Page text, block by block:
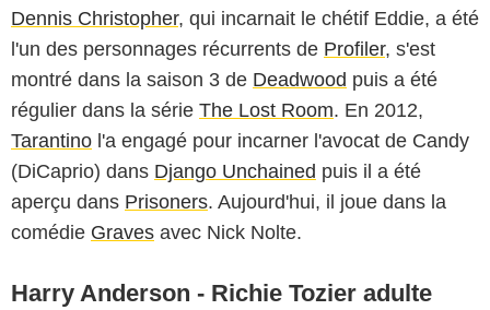
Dennis Christopher, qui incarnait le chétif Eddie, a été
l'un des personnages récurrents de Profiler, s'est
montré dans la saison 3 de Deadwood puis a été
régulier dans la série The Lost Room. En 2012,
Tarantino l'a engagé pour incarner l'avocat de Candy
(DiCaprio) dans Django Unchained puis il a été
aperçu dans Prisoners. Aujourd'hui, il joue dans la
comédie Graves avec Nick Nolte.
Harry Anderson - Richie Tozier adulte